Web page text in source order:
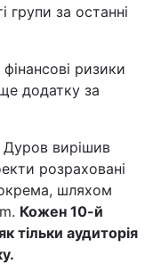
групи за останні
ризики
додатку за
Дуров вирішив
розраховані
шляхом
Кожен 10-й
тільки аудиторія